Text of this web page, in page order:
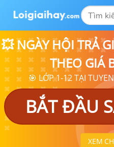
💥 NGÀY HỘI TRẢ
THEO GIÁ
🎯 LỚP 1-12 TẠI
BẮT ĐẦU
XEM